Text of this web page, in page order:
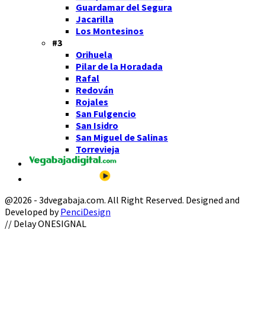
Guardamar del Segura
Jacarilla
Los Montesinos
#3
Orihuela
Pilar de la Horadada
Rafal
Redován
Rojales
San Fulgencio
San Isidro
San Miguel de Salinas
Torrevieja
@2026 - 3dvegabaja.com. All Right Reserved. Designed and
Developed byPenciDesign
Facebook
Twitter
Instagram
Youtube
Email
// Delay ONESIGNAL